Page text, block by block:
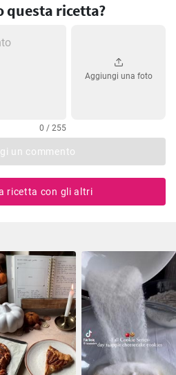
questa ricetta?
0 / 255
Aggiungi una foto
un commento
ricetta con gli altri